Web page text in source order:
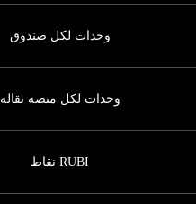
وحدات لكل صندوق
وحدات لكل منصة نقالة
RUBI نقاط